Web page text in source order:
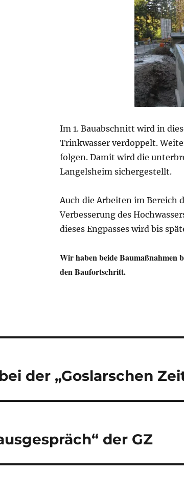
Im 1. Bauabschnitt wird in
Trinkwasser verdoppelt.
folgen. Damit wird die
Langelsheim sichergestellt.
Auch die Arbeiten im Bereich
Verbesserung des
dieses Engpasses wird bis
Wir haben beide Baumaßnahmen
den Baufortschritt.
der „Goslarschen
der GZ